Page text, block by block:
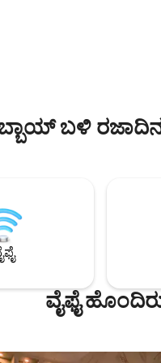
ಬಳಿ
ವೈಫೈ